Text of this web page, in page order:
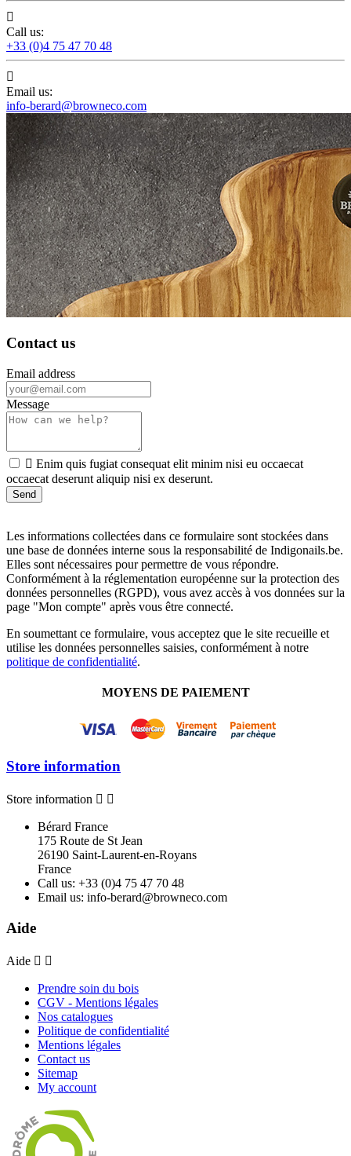

Call us:
+33 (0)4 75 47 70 48

Email us:
info-berard@browneco.com
Contact us
Email address
Message
 Enim quis fugiat consequat elit minim nisi eu occaecat
occaecat deserunt aliquip nisi ex deserunt.
Les informations collectées dans ce formulaire sont stockées dans
une base de données interne sous la responsabilité de Indigonails.be.
Elles sont nécessaires pour permettre de vous répondre.
Conformément à la réglementation européenne sur la protection des
données personnelles (RGPD), vous avez accès à vos données sur la
page "Mon compte" après vous être connecté.
En soumettant ce formulaire, vous acceptez que le site recueille et
utilise les données personnelles saisies, conformément à notre
politique de confidentialité.
MOYENS DE PAIEMENT
Store information
Store information  
Bérard France
175 Route de St Jean
26190 Saint-Laurent-en-Royans
France
Call us: +33 (0)4 75 47 70 48
Email us: info-berard@browneco.com
Aide
Aide  
Prendre soin du bois
CGV - Mentions légales
Nos catalogues
Politique de confidentialité
Mentions légales
Contact us
Sitemap
My account